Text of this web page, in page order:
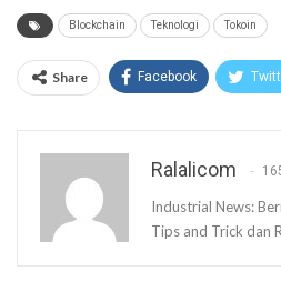
Blockchain Teknologi Tokoin
Share Facebook
Ralalicom
Industrial News:
Tips and Trick dan